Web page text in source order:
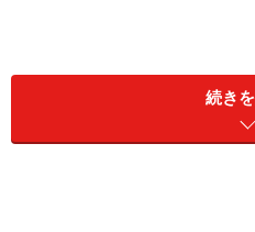
「CCメール」の正しい使
続き